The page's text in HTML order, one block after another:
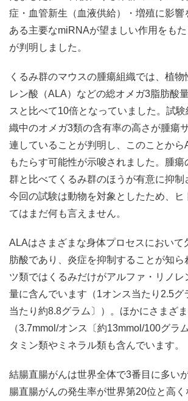
症・血管新生（血液供給）・増殖に影響
ある主要なmiRNAが望ましい作用をも
が判明しました。
くるみ群のマウスの腫瘍組織では、植物
レン酸（ALA）などの総オメガ3脂肪酸
スと比べて10倍となっていました。試
織中のオメガ3類の含有率の高さが腫瘍
連していることが判明し、このことから
もたらす可能性が示唆されました。腫瘍
群と比べてくるみ群のほうが有意に抑制
今回の試験は動物を対象としたため、ヒ
てはまだ何も言えません。
ALAはさまざまな身体プロセスにおいて
肪酸であり、炎症を抑制することが知ら
ツ類ではくるみだけがアルファ・リノレ
量に含んでいます（1オンス当たり2.5グ
当たり約8.8グラム〕）。ほかにさまざ
（3.7mmol/オンス〔約13mmol/100グラ
タミン類やミネラル類も含んでいます。
結腸直腸がんは世界全体で3番目に多い
腸直腸がんの発生率が世界第20位と高く